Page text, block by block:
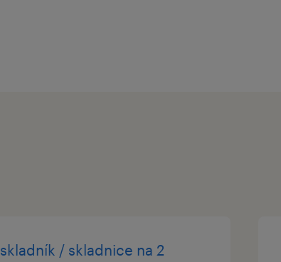
skladník / skladnice na 2